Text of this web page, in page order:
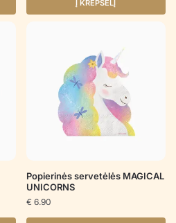
Į KREPŠELĮ
Popierinės servetėlės MAGICAL
UNICORNS
€ 6.90